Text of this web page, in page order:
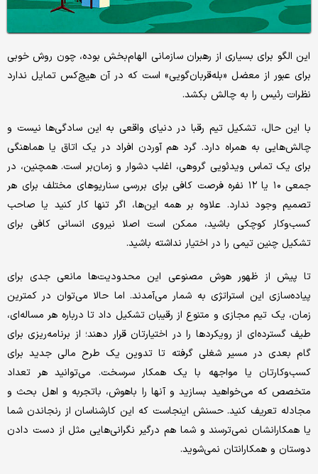
این الگو برای بسیاری از رهبران سازمانی الهام‌بخش بوده، چون روش خوبی
برای عبور از معضل «بله‌قربان‌گویی» است که در آن هیچ‌کس تمایل ندارد
نظرات رئیس را به چالش بکشد.
با این حال، تشکیل تیم رقبا در دنیای واقعی به این سادگی‌ها نیست و
چالش‌هایی به همراه دارد. گرد هم آوردن افراد در یک اتاق یا هماهنگی
برای یک تماس ویدئویی گروهی، اغلب دشوار و زمان‌بر است. همچنین، در
جمعی ۱۰ یا ۱۲ نفره فرصت کافی برای بررسی سناریوهای مختلف برای هر
تصمیم وجود ندارد. علاوه‌ بر همه این‌ها، اگر تنها کار کنید یا صاحب
کسب‌وکار کوچکی باشید، ممکن است اصلا نیروی انسانی کافی برای
تشکیل چنین تیمی را در اختیار نداشته باشید.
تا پیش از ظهور هوش مصنوعی این محدودیت‌ها مانعی جدی برای
پیاده‌سازی این استراتژی به شمار می‌آمدند. اما حالا می‌توان در کمترین
زمان، یک تیم مجازی و متنوع از رقیبان تشکیل داد تا درباره هر مساله‌ای،
طیف گسترده‌ای از رویکردها را در اختیارتان قرار دهند؛ از برنامه‌ریزی برای
گام بعدی در مسیر شغلی گرفته تا تدوین یک طرح مالی جدید برای
کسب‌وکارتان یا مواجهه با یک همکار سرسخت. می‌توانید هر تعداد
متخصص که می‌خواهید بسازید و آنها را باهوش، باتجربه و اهل بحث و
مجادله تعریف کنید. حسنش اینجاست که این کارشناسان از رنجاندن شما
یا همکارانشان نمی‌ترسند و شما هم درگیر نگرانی‌هایی مثل از دست دادن
دوستان و همکارانتان نمی‌شوید.